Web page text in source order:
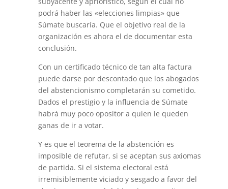
podrá haber las «elecciones limpias» que
Súmate buscaría. Que el objetivo real de la
organización es ahora el de documentar esta
conclusión.
Con un certificado técnico de tan alta factura
puede darse por descontado que los abogados
del abstencionismo completarán su cometido.
Dados el prestigio y la influencia de Súmate
habrá muy poco opositor a quien le queden
ganas de ir a votar.
Y es que el teorema de la abstención es
imposible de refutar, si se aceptan sus axiomas
de partida. Si el sistema electoral está
irremisiblemente viciado y sesgado a favor del